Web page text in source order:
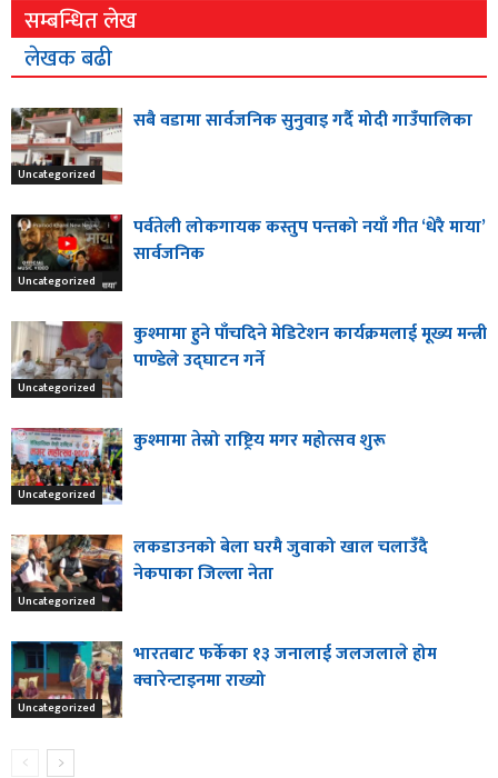
सम्बन्धित लेख
लेखक बढी
Uncategorized
सबै वडामा सार्वजनिक सुनुवाइ गर्दै मोदी गाउँपालिका
Uncategorized
पर्वतेली लोकगायक कस्तुप पन्तको नयाँ गीत ‘धेरै माया’
सार्वजनिक
Uncategorized
कुश्मामा हुने पाँचदिने मेडिटेशन कार्यक्रमलाई मूख्य मन्त्री
पाण्डेले उद्घाटन गर्ने
Uncategorized
कुश्मामा तेस्रो राष्ट्रिय मगर महोत्सव शुरू
Uncategorized
लकडाउनको बेला घरमै जुवाको खाल चलाउँदै
नेकपाका जिल्ला नेता
Uncategorized
भारतबाट फर्केका १३ जनालाई जलजलाले होम
क्वारेन्टाइनमा राख्यो